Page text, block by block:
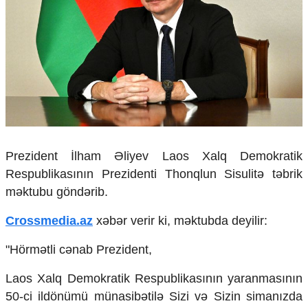
Çarpaz baxış
Təhlil
Siyasi
Geosiyasi
İqtisadi
Sosioloji
Araşdırma
Foto
Video
İnfoqrafika
Humanitar
Elm və təhsil
Mədəniyyət
Diaspor
Yüksəliş hekayəsi
Prezident İlham Əliyev Laos Xalq Demokratik
Respublikasının Prezidenti Thonqlun Sisulitə təbrik
məktubu göndərib.
Crossmedia.az xəbər verir ki, məktubda deyilir:
"Hörmətli cənab Prezident,
Laos Xalq Demokratik Respublikasının yaranmasının
50-ci ildönümü münasibətilə Sizi və Sizin simanızda